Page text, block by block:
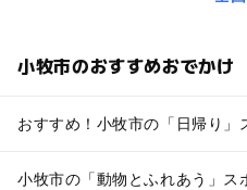
小牧市のおすすめおでかけ
おすすめ！小牧市の「日帰り」
小牧市の「動物とふれあう」ス